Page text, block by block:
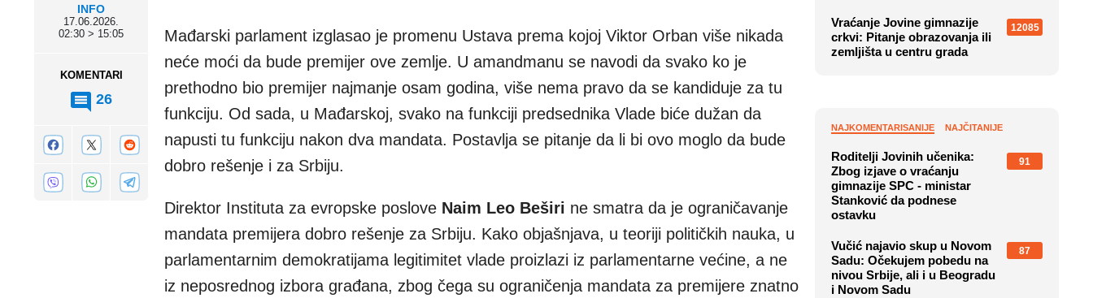
INFO
17.06.2026.
02:30 > 15:05
KOMENTARI
26
Mađarski parlament izglasao je promenu Ustava prema kojoj Viktor Orban više nikada
neće moći da bude premijer ove zemlje. U amandmanu se navodi da svako ko je
prethodno bio premijer najmanje osam godina, više nema pravo da se kandiduje za tu
funkciju. Od sada, u Mađarskoj, svako na funkciji predsednika Vlade biće dužan da
napusti tu funkciju nakon dva mandata. Postavlja se pitanje da li bi ovo moglo da bude
dobro rešenje i za Srbiju.
Direktor Instituta za evropske poslove Naim Leo Beširi ne smatra da je ograničavanje
mandata premijera dobro rešenje za Srbiju. Kako objašnjava, u teoriji političkih nauka, u
parlamentarnim demokratijama legitimitet vlade proizlazi iz parlamentarne većine, a ne
iz neposrednog izbora građana, zbog čega su ograničenja mandata za premijere znatno
Vraćanje Jovine gimnazije
crkvi: Pitanje obrazovanja ili
zemljišta u centru grada
12085
NAJKOMENTARISANIJE NAJČITANIJE
Roditelji Jovinih učenika:
Zbog izjave o vraćanju
gimnazije SPC - ministar
Stanković da podnese
ostavku
91
Vučić najavio skup u Novom
Sadu: Očekujem pobedu na
nivou Srbije, ali i u Beogradu
i Novom Sadu
87